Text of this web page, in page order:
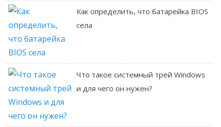
Как определить, что батарейка BIOS
села
Что такое системный трей Windows
и для чего он нужен?